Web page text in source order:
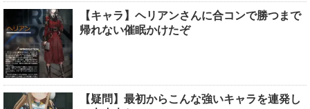
【キャラ】ヘリアンさんに合コンで勝つまで
帰れない催眠かけたぞ
【疑問】最初からこんな強いキャラを連発し